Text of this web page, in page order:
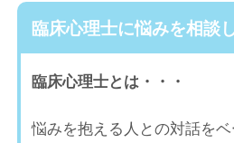
臨床心理士に悩みを相談
臨床心理士とは・・・
悩みを抱える人との対話を